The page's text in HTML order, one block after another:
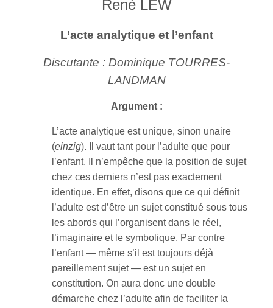
René LEW
L’acte analytique et l’enfant
Discutante : Dominique TOURRES-
LANDMAN
Argument :
L’acte analytique est unique, sinon unaire
(einzig). Il vaut tant pour l’adulte que pour
l’enfant. Il n’empêche que la position de sujet
chez ces derniers n’est pas exactement
identique. En effet, disons que ce qui définit
l’adulte est d’être un sujet constitué sous tous
les abords qui l’organisent dans le réel,
l’imaginaire et le symbolique. Par contre
l’enfant ― même s’il est toujours déjà
pareillement sujet ― est un sujet en
constitution. On aura donc une double
démarche chez l’adulte afin de faciliter la